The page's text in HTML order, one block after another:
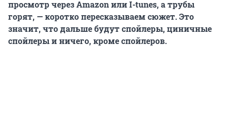
просмотр через Amazon или I-tunes, а трубы
горят, — коротко пересказываем сюжет. Это
значит, что дальше будут спойлеры, циничные
спойлеры и ничего, кроме спойлеров.